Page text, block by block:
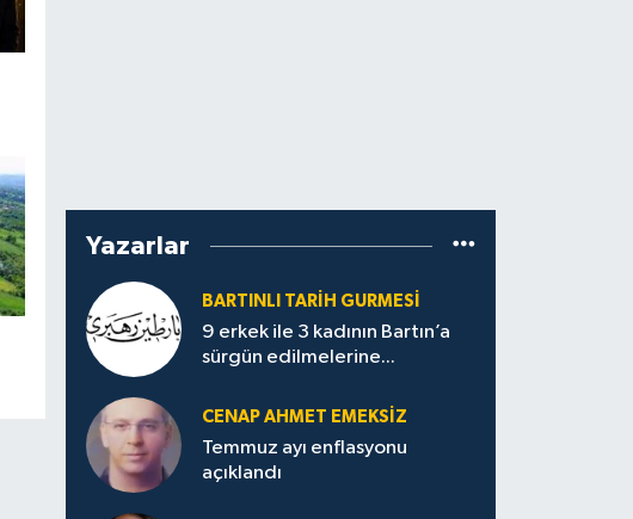
Yazarlar
BARTINLI TARIH GURMESI
9 erkek ile 3 kadının Bartın’a
sürgün edilmelerine...
CENAP AHMET EMEKSİZ
Temmuz ayı enflasyonu
açıklandı